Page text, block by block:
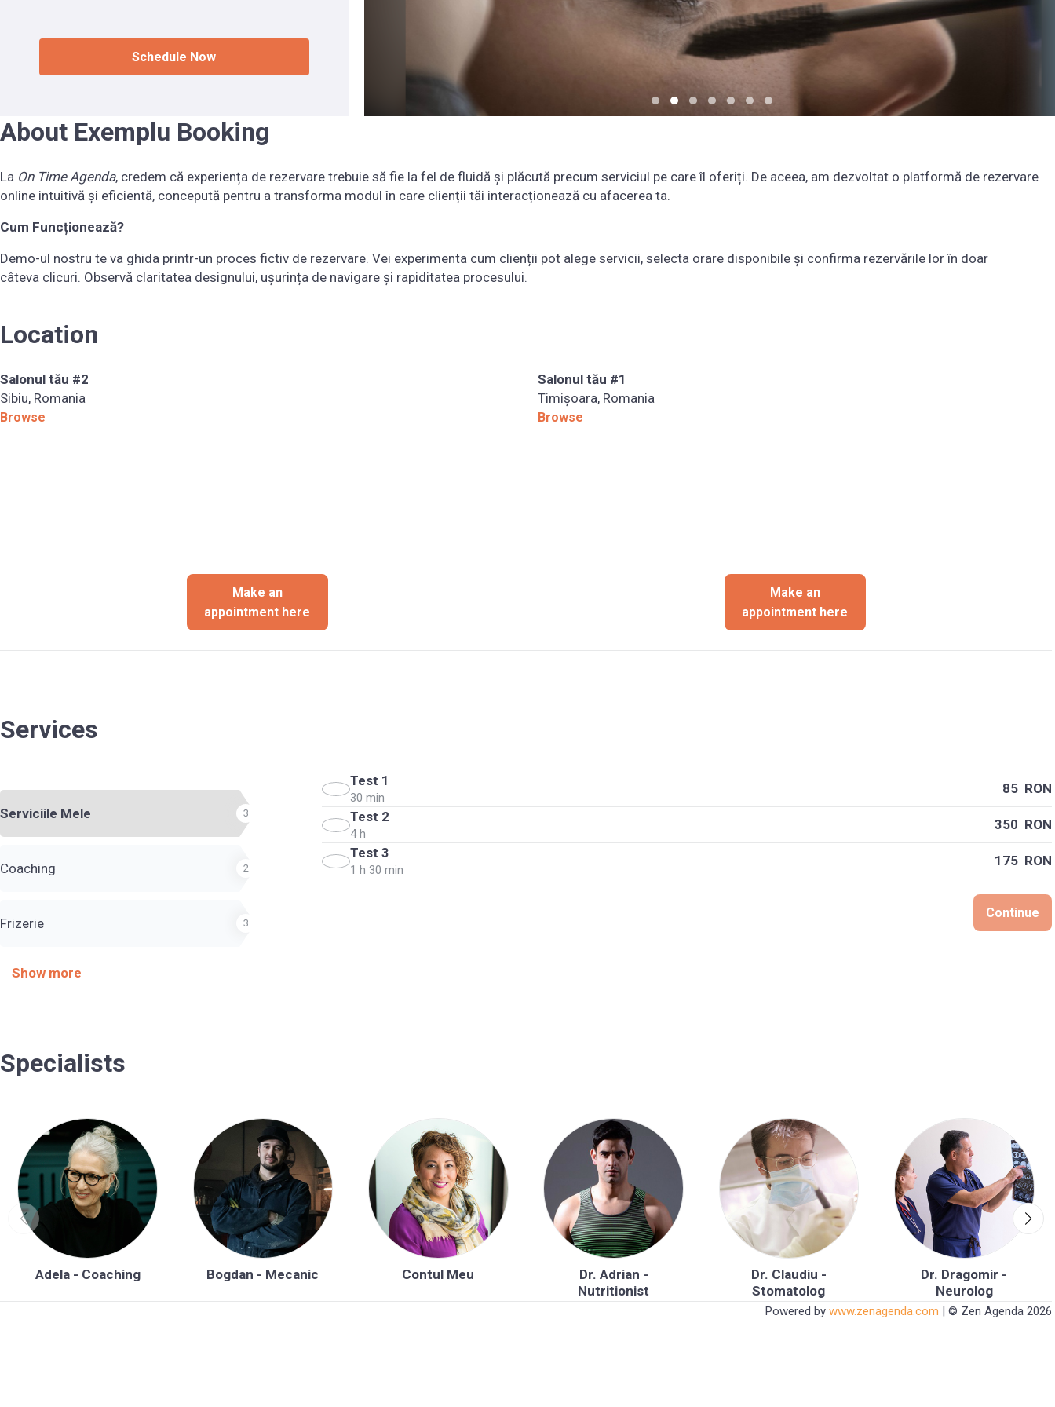
Schedule Now
About Exemplu Booking
La On Time Agenda, credem că experiența de rezervare trebuie să fie la fel de fluidă și plăcută precum serviciul pe care îl oferiți. De aceea, am dezvoltat o platformă de rezervare
online intuitivă și eficientă, concepută pentru a transforma modul în care clienții tăi interacționează cu afacerea ta.
Cum Funcționează?
Demo-ul nostru te va ghida printr-un proces fictiv de rezervare. Vei experimenta cum clienții pot alege servicii, selecta orare disponibile și confirma rezervările lor în doar
câteva clicuri. Observă claritatea designului, ușurința de navigare și rapiditatea procesului.
Location
Salonul tău #2
Sibiu, Romania
Browse
Make an
appointment here
Salonul tău #1
Timișoara, Romania
Browse
Make an
appointment here
Services
Serviciile Mele 3
Coaching 2
Frizerie 3
Coafura
Manichiura
Neurologie 3
Sala GYM 4
Show more
Test 1
30 min
85 RON
Test 2
4 h
350 RON
Test 3
1 h 30 min
175 RON
Continue
Specialists
Adela - Coaching Bogdan - Mecanic Contul Meu
Dr. Adrian -
Nutritionist
Dr. Claudiu -
Stomatolog
Dr. Dragomir -
Neurolog
Powered by www.zenagenda.com | © Zen Agenda 2026